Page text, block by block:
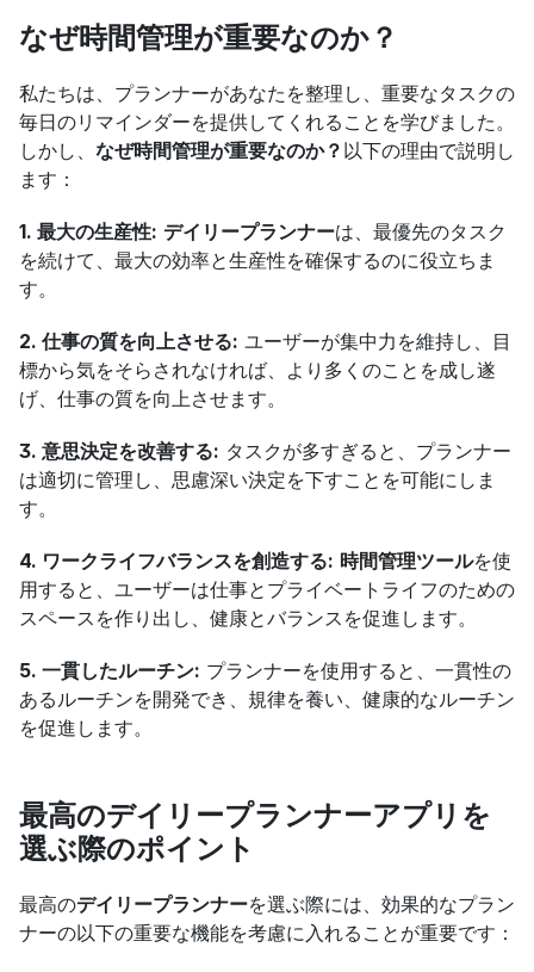
なぜ時間管理が重要なのか？
私たちは、プランナーがあなたを整理し、重要なタスクの
毎日のリマインダーを提供してくれることを学びました。
しかし、 なぜ時間管理が重要なのか？ 以下の理由で説明し
ます：
1. 最大の生産性: デイリープランナーは、最優先のタスク
を続けて、最大の効率と生産性を確保するのに役立ちま
す。
2. 仕事の質を向上させる: ユーザーが集中力を維持し、目
標から気をそらされなければ、より多くのことを成し遂
げ、仕事の質を向上させます。
3. 意思決定を改善する: タスクが多すぎると、プランナー
は適切に管理し、思慮深い決定を下すことを可能にしま
す。
4. ワークライフバランスを創造する: 時間管理ツールを使
用すると、ユーザーは仕事とプライベートライフのための
スペースを作り出し、健康とバランスを促進します。
5. 一貫したルーチン: プランナーを使用すると、一貫性の
あるルーチンを開発でき、規律を養い、健康的なルーチン
を促進します。
最高のデイリープランナーアプリを
選ぶ際のポイント
最高のデイリープランナーを選ぶ際には、効果的なプラン
ナーの以下の重要な機能を考慮に入れることが重要です：